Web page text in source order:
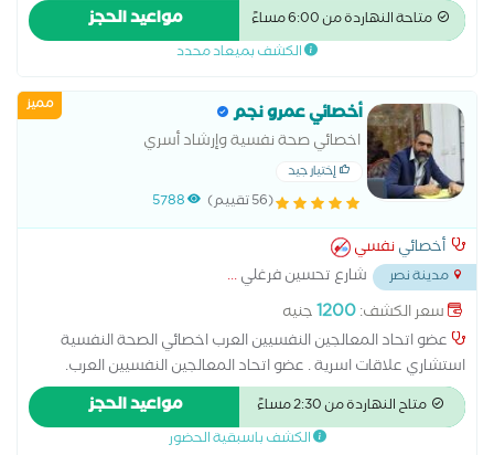
بالمخططات المعرفية والعلاج النفسي السلوكي والسلوكي المعرفي
و DBT ماجستير مهني في الصحة النفسية المتكاملة # اخصائي
تعديل سلوك وتنمية مهارات للأطفال والمراهقين #مدربة معتمدة
#عضو التحالف العربي لخبراء العلاج النفسي #مدرب معتمد من
شركة تميز للتطوير والتدريب المؤسسي # دبلوم صعوبات التعلم
وتعديل وإدارة السلوك # دبلوم الإرشاد الأسري والنفسي # دبلوم
إعداد مدرب نفسي للأطفال # دبلوم التربية الخاصة # دبلوم
المقاييس النفسية # دبلوم علم النفس الإكلينكي #ماجستير مهني
في الصحة النفسية #دكتوراه مهنية في إدارة الموارد البشرية
متاحة النهاردة من 6:00 مساءً مواعيد الحجز
الكشف بميعاد محدد
مميز أخصائي عمرو نجم
اخصائي صحة نفسية وإرشاد أسري
إختيار جيد
(56 تقييم) 5788
أخصائينفسي
مدينة نصر شارع تحسين فرغلي...
سعر الكشف:1200جنيه
عضو اتحاد المعالجين النفسيين العرب اخصائي الصحة النفسية
استشاري علاقات اسرية . عضو اتحاد المعالجين النفسيين العرب.
ماجستير مهني الاضطرابات الجنسية من جامعة نيو يورك . دكتوراة
مهنية في علم النفس الاكلينكي . . مدير مركز ملاذ للعلوم النفسية
متاح النهاردة من 2:30 مساءً مواعيد الحجز
الكشف باسبقية الحضور